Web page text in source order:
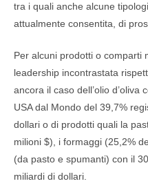
tra i quali anche alcune
attualmente consentita, di
Per alcuni prodotti o comparti
leadership incontrastata
ancora il caso dell’olio
USA dal Mondo del 39,7%
dollari o di prodotti quali la
milioni $), i formaggi (25,2%
(da pasto e spumanti) con il
miliardi di dollari.